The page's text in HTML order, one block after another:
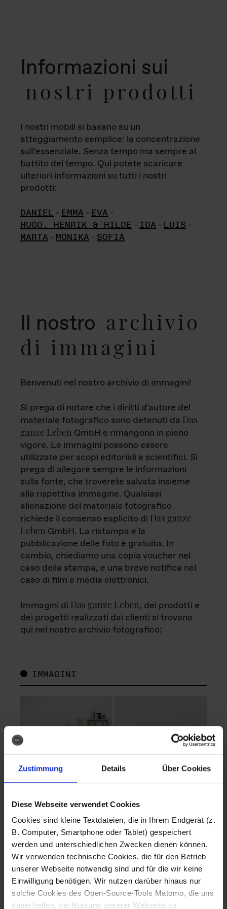
Zustimmung Details Über Cookies
Diese Webseite verwendet Cookies
Cookies sind kleine Textdateien, die in Ihrem Endgerät (z.
B. Computer, Smartphone oder Tablet) gespeichert
werden und unterschiedlichen Zwecken dienen können.
Wir verwenden technische Cookies, die für den Betrieb
unserer Webseite notwendig sind und für die wir keine
Einwilligung benötigen. Wir nutzen darüber hinaus nur
solche Cookies des Open-Source-Tools Matomo, die uns
dabei helfen, die Nutzung unserer Webseite zu
Informazioni sui
nostri prodotti
I nostri mobili si basano su un
atteggiamento semplice: la concentrazione
sull'essenziale. Senza tempo ma sempre al
battito del tempo. Qui potete scaricare
ulteriori informazioni su tutti i nostri
prodotti:
DANIEL - EMMA - EVA -
HUGO, HENRIK & HILDE - IDA - LUIS -
MARTA - MONIKA - SOFIA
Il nostro archivio
di immagini
Benvenuti nel nostro archivio di immagini!
Si prega di notare che i diritti d'autore del
materiale fotografico sono detenuti da Das
ganze Leben GmbH e rimangono in pieno
vigore. Le immagini possono essere
utilizzate per scopi editoriali e scientifici. Si
prega di allegare sempre le informazioni
sulla fonte, che troverete salvata insieme
alla rispettiva immagine. Qualsiasi
alienazione del materiale fotografico
richiede il consenso esplicito di Das ganze
Leben GmbH. La ristampa e la
pubblicazione delle foto è gratuita. In
cambio, chiediamo una copia voucher nel
caso della stampa, e una breve notifica nel
caso di film e media elettronici.
Immagini di Das ganze Leben, dei prodotti e
dei progetti realizzati dai clienti si trovano
qui nel nostro archivio fotografico:
IMMAGINI
Fotografo: Lorenz
Sternbach
Download
Fotografo: Lorenz
Sternbach
Download